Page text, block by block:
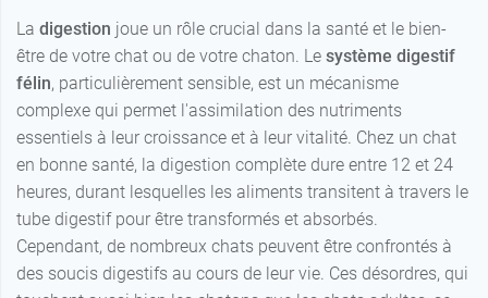
La digestion joue un rôle crucial dans la santé et le bien-
être de votre chat ou de votre chaton. Le système digestif
félin, particulièrement sensible, est un mécanisme
complexe qui permet l'assimilation des nutriments
essentiels à leur croissance et à leur vitalité. Chez un chat
en bonne santé, la digestion complète dure entre 12 et 24
heures, durant lesquelles les aliments transitent à travers le
tube digestif pour être transformés et absorbés.
Cependant, de nombreux chats peuvent être confrontés à
des soucis digestifs au cours de leur vie. Ces désordres, qui